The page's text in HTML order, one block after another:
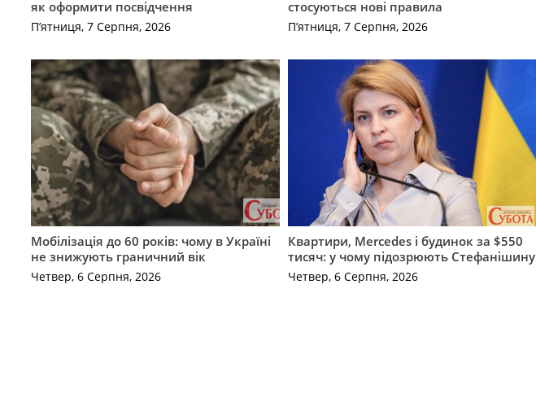
як оформити посвідчення
П’ятниця, 7 Серпня, 2026
стосуються нові правила
П’ятниця, 7 Серпня, 2026
Мобілізація до 60 років: чому в Україні
не знижують граничний вік
Четвер, 6 Серпня, 2026
Квартири, Mercedes і будинок за $550
тисяч: у чому підозрюють Стефанішину
Четвер, 6 Серпня, 2026